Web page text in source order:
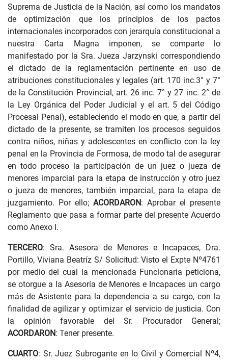
Suprema de Justicia de la Nación, así como los mandatos
de optimización que los principios de los pactos
internacionales incorporados con jerarquía constitucional a
nuestra Carta Magna imponen, se comparte lo
manifestado por la Sra. Jueza Jarzynski correspondiendo
el dictado de la reglamentación pertinente en uso de
atribuciones constitucionales y legales (art. 170 inc.3° y 7°
de la Constitución Provincial, art. 26 inc. 7° y 27 inc. 2° de
la Ley Orgánica del Poder Judicial y el art. 5 del Código
Procesal Penal), estableciendo el modo en que, a partir del
dictado de la presente, se tramiten los procesos seguidos
contra niños, niñas y adolescentes en conflicto con la ley
penal en la Provincia de Formosa, de modo tal de asegurar
en todo proceso la participación de un juez o jueza de
menores imparcial para la etapa de instrucción y otro juez
o jueza de menores, también imparcial, para la etapa de
juzgamiento. Por ello; ACORDARON: Aprobar el presente
Reglamento que pasa a formar parte del presente Acuerdo
como Anexo I.
TERCERO: Sra. Asesora de Menores e Incapaces, Dra.
Portillo, Viviana Beatríz S/ Solicitud: Visto el Expte Nº4761
por medio del cual la mencionada Funcionaria peticiona,
se otorgue a la Asesoría de Menores e Incapaces un cargo
más de Asistente para la dependencia a su cargo, con la
finalidad de agilizar y optimizar el servicio de justicia. Con
la opinión favorable del Sr. Procurador General;
ACORDARON: Tener presente.
CUARTO: Sr. Juez Subrogante en lo Civil y Comercial Nº4,